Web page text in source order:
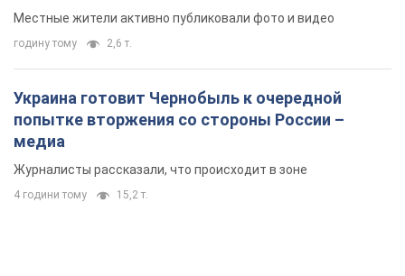
Местные жители активно публиковали фото и видео
годину тому 2,6 т.
Украина готовит Чернобыль к очередной
попытке вторжения со стороны России –
медиа
Журналисты рассказали, что происходит в зоне
4 години тому 15,2 т.